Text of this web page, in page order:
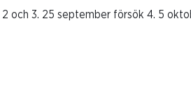
2 och 3. 25 september försök 4. 5